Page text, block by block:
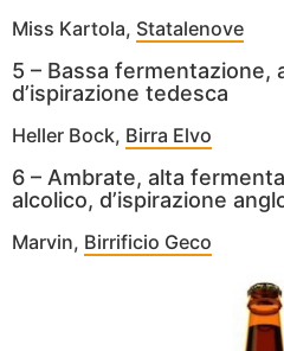
Miss Kartola, Statalenove
5 – Bassa fermentazione,
d’ispirazione tedesca
Heller Bock, Birra Elvo
6 – Ambrate, alta
alcolico, d’ispirazione
Marvin, Birrificio Geco